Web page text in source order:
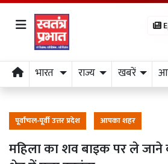
भारत राज्य खबरें
पूर्वांचल-पूर्वी उत्तर प्रदेश आपका शहर
महिला का शव बाइक पर ले जाने